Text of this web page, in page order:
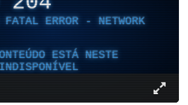
ERROR - NETWORK
ESTÁ NESTE
INDISPONÍVEL